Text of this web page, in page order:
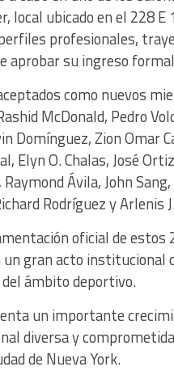
local ubicado en el 228
profesionales,
aprobar su ingreso
como nuevos
McDonald, Pedro
Domínguez, Zion Omar
Elyn O. Chalas, José
Ávila, John
Rodríguez y Arlenis
oficial de
gran acto institucional
ámbito deportivo.
un importante
diversa y
de Nueva York.